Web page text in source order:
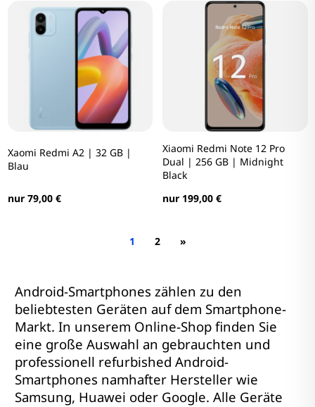
Xaomi Redmi A2 | 32 GB |
Blau
nur 79,00 €
Xiaomi Redmi Note 12 Pro
Dual | 256 GB | Midnight
Black
nur 199,00 €
1 2 »
Android-Smartphones zählen zu den
beliebtesten Geräten auf dem Smartphone-
Markt. In unserem Online-Shop finden Sie
eine große Auswahl an gebrauchten und
professionell refurbished Android-
Smartphones namhafter Hersteller wie
Samsung, Huawei oder Google. Alle Geräte